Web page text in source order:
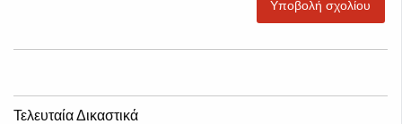
Υποβολή σχολίου
Τελευταία Δικαστικά